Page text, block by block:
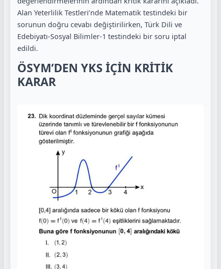
Alan Yeterlilik Testleri’nde Matematik testindeki bir
sorunun doğru cevabı değiştirilirken, Türk Dili ve
Edebiyatı-Sosyal Bilimler-1 testindeki bir soru iptal
edildi.
ÖSYM’DEN YKS İÇİN KRİTİK
KARAR